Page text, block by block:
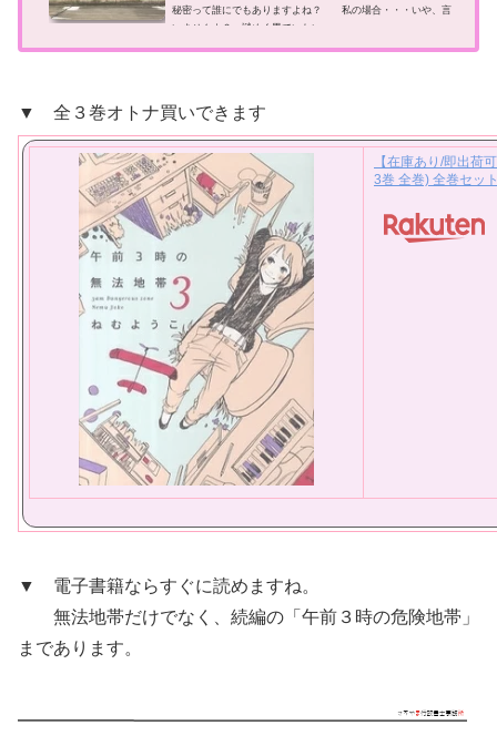
秘密って誰にでもありますよね？ 私の場合・・・いや、言
いませんよ？ 謎めく男でいたい...
▼ 全３巻オトナ買いできます
【在庫あり/即出荷
3巻 全巻) 全巻セッ
▼ 電子書籍ならすぐに読めますね。
無法地帯だけでなく、続編の「午前３時の危険地帯」
まであります。